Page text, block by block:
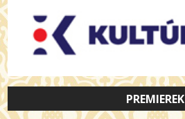
PREMIEREK